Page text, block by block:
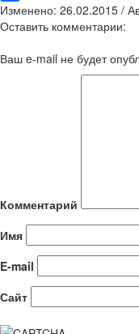
Отправить
Изменено: 26.02.2015 /
Оставить комментарии:
Ваш e-mail не будет
Комментарий
Имя
E-mail
Сайт